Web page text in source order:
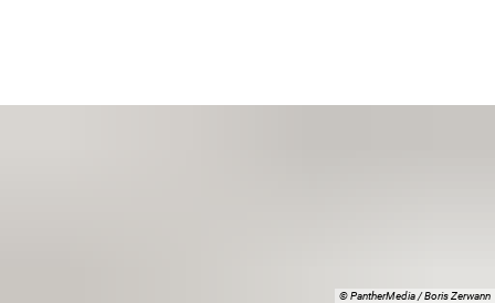
© PantherMedia / Boris Zerwann